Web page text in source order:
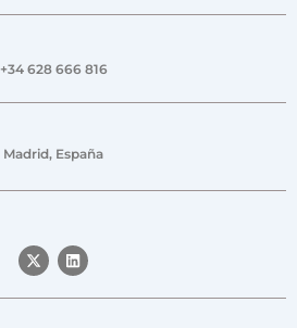
+34 628 666 816
Madrid, España